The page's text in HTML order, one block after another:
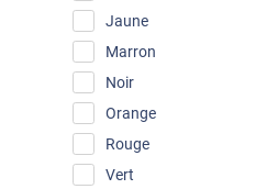
Jaune
Marron
Noir
Orange
Rouge
Vert